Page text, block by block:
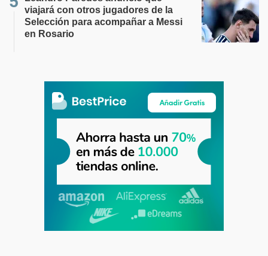
viajará con otros jugadores de la
Selección para acompañar a Messi
en Rosario